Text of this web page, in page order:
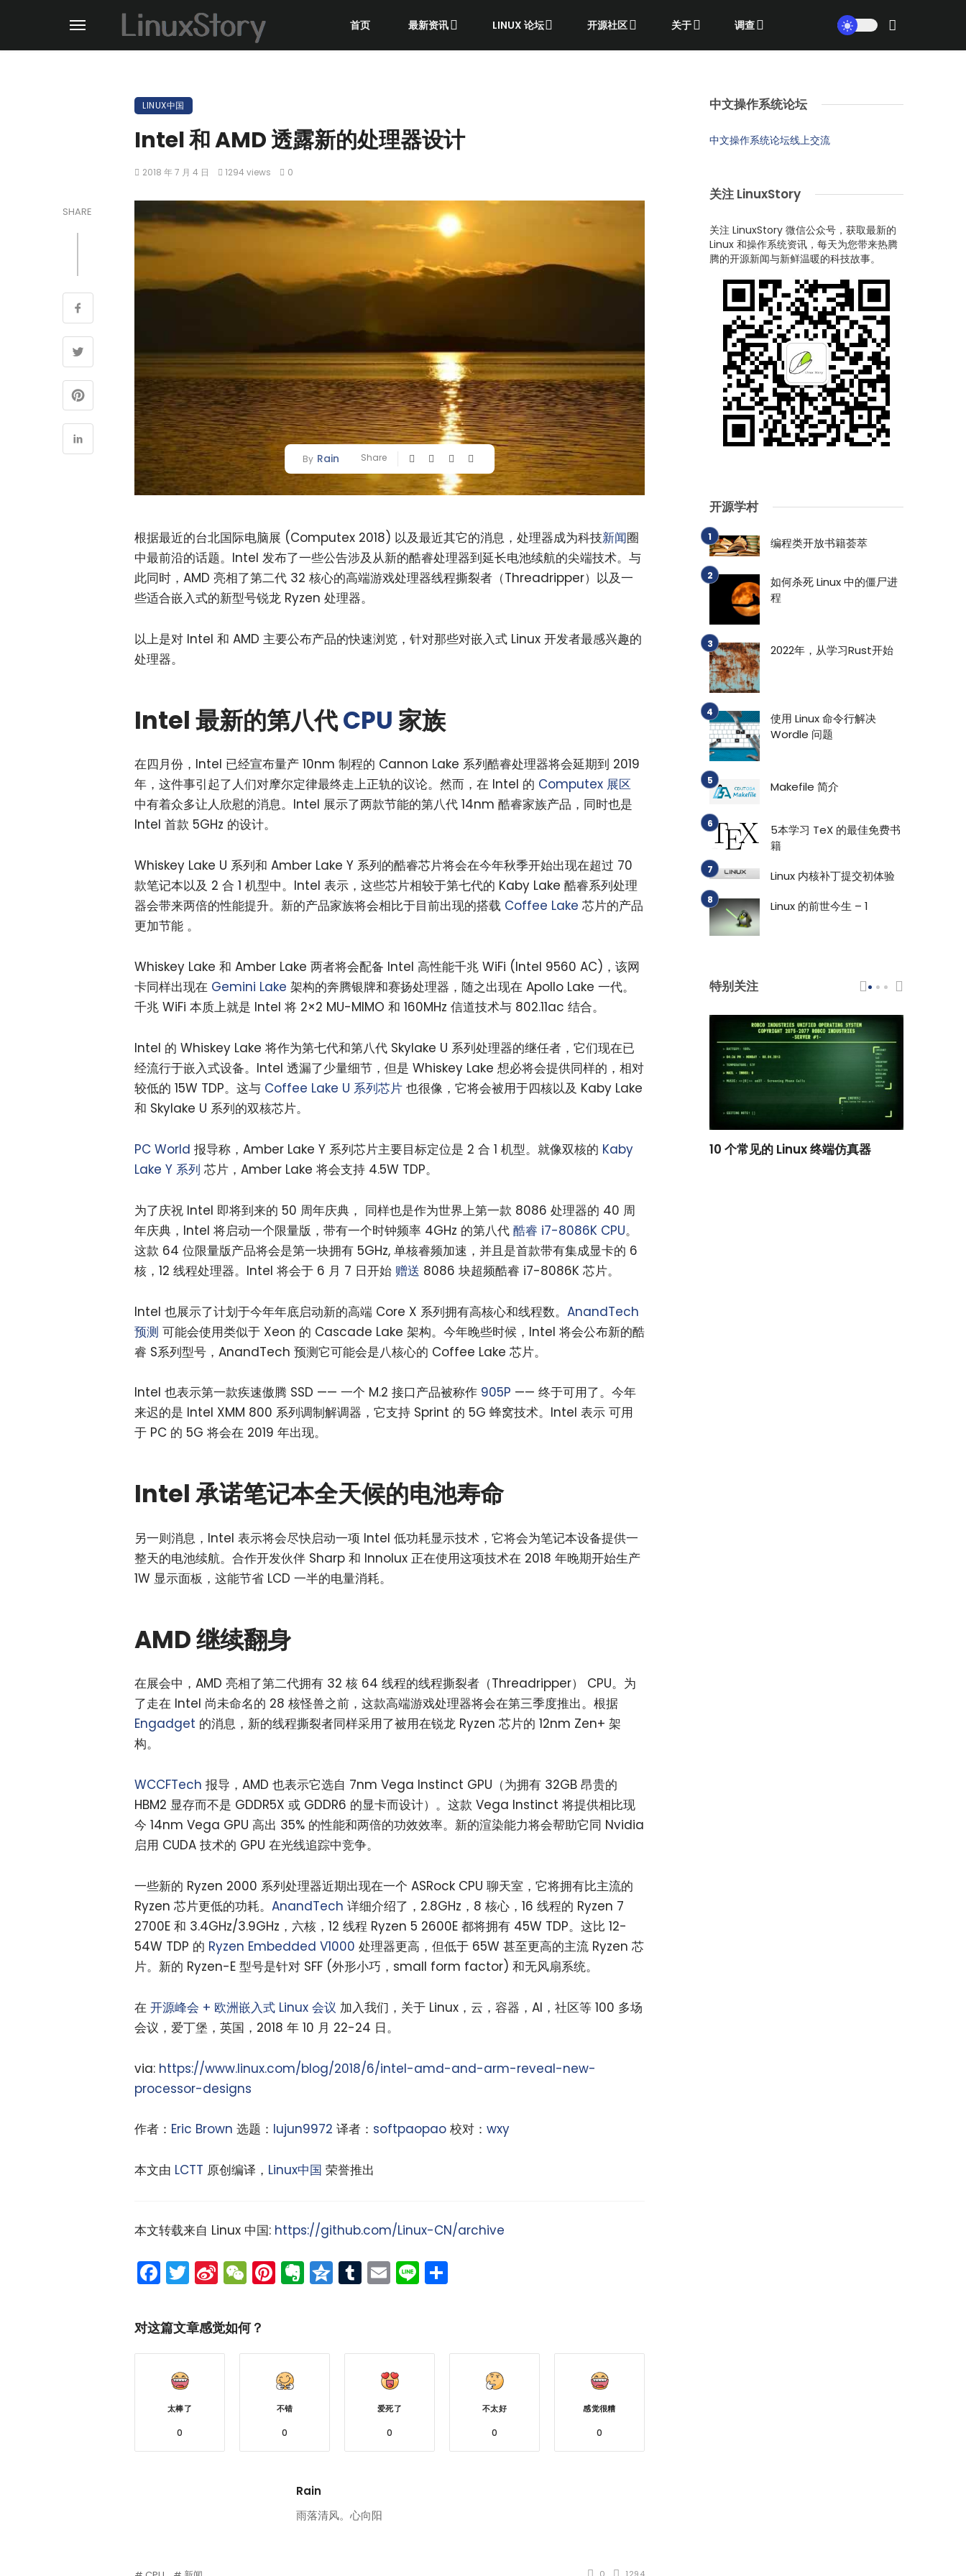
首页 最新资讯 LINUX 论坛 开源社区 关于 调查
LINUX中国
Intel 和 AMD 透露新的处理器设计
2018 年 7 月 4 日 1294 views 0
SHARE
By Rain Share
根据最近的台北国际电脑展 (Computex 2018) 以及最近其它的消息，处理器成为科技新闻圈
中最前沿的话题。Intel 发布了一些公告涉及从新的酷睿处理器到延长电池续航的尖端技术。与
此同时，AMD 亮相了第二代 32 核心的高端游戏处理器线程撕裂者（Threadripper）以及一
些适合嵌入式的新型号锐龙 Ryzen 处理器。
以上是对 Intel 和 AMD 主要公布产品的快速浏览，针对那些对嵌入式 Linux 开发者最感兴趣的
处理器。
Intel 最新的第八代CPU家族
在四月份，Intel 已经宣布量产 10nm 制程的 Cannon Lake 系列酷睿处理器将会延期到 2019
年，这件事引起了人们对摩尔定律最终走上正轨的议论。然而，在 Intel 的 Computex 展区
中有着众多让人欣慰的消息。Intel 展示了两款节能的第八代 14nm 酷睿家族产品，同时也是
Intel 首款 5GHz 的设计。
Whiskey Lake U 系列和 Amber Lake Y 系列的酷睿芯片将会在今年秋季开始出现在超过 70
款笔记本以及 2 合 1 机型中。Intel 表示，这些芯片相较于第七代的 Kaby Lake 酷睿系列处理
器会带来两倍的性能提升。新的产品家族将会相比于目前出现的搭载 Coffee Lake 芯片的产品
更加节能 。
Whiskey Lake 和 Amber Lake 两者将会配备 Intel 高性能千兆 WiFi (Intel 9560 AC)，该网
卡同样出现在 Gemini Lake 架构的奔腾银牌和赛扬处理器，随之出现在 Apollo Lake 一代。
千兆 WiFi 本质上就是 Intel 将 2×2 MU-MIMO 和 160MHz 信道技术与 802.11ac 结合。
Intel 的 Whiskey Lake 将作为第七代和第八代 Skylake U 系列处理器的继任者，它们现在已
经流行于嵌入式设备。Intel 透漏了少量细节，但是 Whiskey Lake 想必将会提供同样的，相对
较低的 15W TDP。这与 Coffee Lake U 系列芯片 也很像，它将会被用于四核以及 Kaby Lake
和 Skylake U 系列的双核芯片。
PC World 报导称，Amber Lake Y 系列芯片主要目标定位是 2 合 1 机型。就像双核的 Kaby
Lake Y 系列 芯片，Amber Lake 将会支持 4.5W TDP。
为了庆祝 Intel 即将到来的 50 周年庆典， 同样也是作为世界上第一款 8086 处理器的 40 周
年庆典，Intel 将启动一个限量版，带有一个时钟频率 4GHz 的第八代 酷睿 i7-8086K CPU。
这款 64 位限量版产品将会是第一块拥有 5GHz, 单核睿频加速，并且是首款带有集成显卡的 6
核，12 线程处理器。Intel 将会于 6 月 7 日开始 赠送 8086 块超频酷睿 i7-8086K 芯片。
Intel 也展示了计划于今年年底启动新的高端 Core X 系列拥有高核心和线程数。 AnandTech
预测 可能会使用类似于 Xeon 的 Cascade Lake 架构。今年晚些时候，Intel 将会公布新的酷
睿 S系列型号，AnandTech 预测它可能会是八核心的 Coffee Lake 芯片。
Intel 也表示第一款疾速傲腾 SSD —— 一个 M.2 接口产品被称作 905P —— 终于可用了。今年
来迟的是 Intel XMM 800 系列调制解调器，它支持 Sprint 的 5G 蜂窝技术。Intel 表示 可用
于 PC 的 5G 将会在 2019 年出现。
Intel 承诺笔记本全天候的电池寿命
另一则消息，Intel 表示将会尽快启动一项 Intel 低功耗显示技术，它将会为笔记本设备提供一
整天的电池续航。合作开发伙伴 Sharp 和 Innolux 正在使用这项技术在 2018 年晚期开始生产
1W 显示面板，这能节省 LCD 一半的电量消耗。
AMD 继续翻身
在展会中，AMD 亮相了第二代拥有 32 核 64 线程的线程撕裂者（Threadripper） CPU。为
了走在 Intel 尚未命名的 28 核怪兽之前，这款高端游戏处理器将会在第三季度推出。根据
Engadget 的消息，新的线程撕裂者同样采用了被用在锐龙 Ryzen 芯片的 12nm Zen+ 架
构。
WCCFTech 报导，AMD 也表示它选自 7nm Vega Instinct GPU（为拥有 32GB 昂贵的
HBM2 显存而不是 GDDR5X 或 GDDR6 的显卡而设计）。这款 Vega Instinct 将提供相比现
今 14nm Vega GPU 高出 35% 的性能和两倍的功效效率。新的渲染能力将会帮助它同 Nvidia
启用 CUDA 技术的 GPU 在光线追踪中竞争。
一些新的 Ryzen 2000 系列处理器近期出现在一个 ASRock CPU 聊天室，它将拥有比主流的
Ryzen 芯片更低的功耗。 AnandTech 详细介绍了，2.8GHz，8 核心，16 线程的 Ryzen 7
2700E 和 3.4GHz/3.9GHz，六核，12 线程 Ryzen 5 2600E 都将拥有 45W TDP。这比 12-
54W TDP 的 Ryzen Embedded V1000 处理器更高，但低于 65W 甚至更高的主流 Ryzen 芯
片。新的 Ryzen-E 型号是针对 SFF (外形小巧，small form factor) 和无风扇系统。
在 开源峰会 + 欧洲嵌入式 Linux 会议 加入我们，关于 Linux，云，容器，AI，社区等 100 多场
会议，爱丁堡，英国，2018 年 10 月 22-24 日。
via: https://www.linux.com/blog/2018/6/intel-amd-and-arm-reveal-new-
processor-designs
作者： Eric Brown 选题： lujun9972 译者： softpaopao 校对： wxy
本文由 LCTT 原创编译， Linux中国 荣誉推出
本文转载来自 Linux 中国: https://github.com/Linux-CN/archive
Facebook
Twitter
Sina
Weibo
WeChat
Pinterest
Evernote
Qzone
Tumblr
Email
Line
对这篇文章感觉如何？
太棒了
0
不错
0
爱死了
0
不太好
0
感觉很糟
0
Rain
雨落清风。心向阳
中文操作系统论坛
中文操作系统论坛线上交流
关注 LinuxStory
关注 LinuxStory 微信公众号，获取最新的
Linux 和操作系统资讯，每天为您带来热腾
腾的开源新闻与新鲜温暖的科技故事。
开源学村
编程类开放书籍荟萃
如何杀死 Linux 中的僵尸进
程
2022年，从学习Rust开始
使用 Linux 命令行解决
Wordle 问题
Makefile 简介
5本学习 TeX 的最佳免费书
籍
Linux 内核补丁提交初体验
Linux 的前世今生 – 1
特别关注
小白观察：Let&apos;s Encrpt 正
过渡到 ISRG Root
更开放的分布式事务 | Fescar 品牌
10 个常见的 Linux 终端仿真器